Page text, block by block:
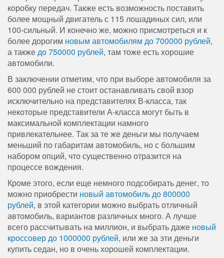
коробку передач. Также есть возможность поставить
более мощный двигатель с 115 лошадиных сил, или
100-сильный. И конечно же, можно присмотреться и к
более дорогим новым автомобилям до 700000 рублей,
а такжедо 750000 рублей, там тоже есть хорошие
автомобили.
В заключении отметим, что при выборе автомобиля за
600 000 рублей не стоит останавливать свой взор
исключительно на представителях В-класса, так
некоторые представители А-класса могут быть в
максимальной комплектации намного
привлекательнее. Так за те же деньги мы получаем
меньший по габаритам автомобиль, но с большим
набором опций, что существенно отразится на
процессе вождения.
Кроме этого, если еще немного подсобирать денег, то
можно приобрести новый автомобиль до 800000
рублей, в этой категории можно выбрать отличный
автомобиль, вариантов различных много. А лучше
всего рассчитывать на миллион, и выбрать даже новый
кроссовер до 1000000 рублей, или же за эти деньги
купить седан, но в очень хорошей комплектации.